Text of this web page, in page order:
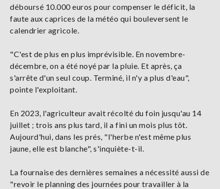
déboursé 10.000 euros pour compenser le déficit, la
faute aux caprices de la météo qui bouleversent le
calendrier agricole.
"C'est de plus en plus imprévisible. En novembre-
décembre, on a été noyé par la pluie. Et après, ça
s'arrête d'un seul coup. Terminé, il n'y a plus d'eau",
pointe l'exploitant.
En 2023, l'agriculteur avait récolté du foin jusqu'au 14
juillet ; trois ans plus tard, il a fini un mois plus tôt.
Aujourd'hui, dans les prés, "l'herbe n'est même plus
jaune, elle est blanche", s'inquiète-t-il.
La fournaise des dernières semaines a nécessité aussi de
"revoir le planning des journées pour travailler à la